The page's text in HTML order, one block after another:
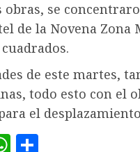
obras, se
de la Novena Zona
de este martes,
todo esto con el
el
WhatsApp